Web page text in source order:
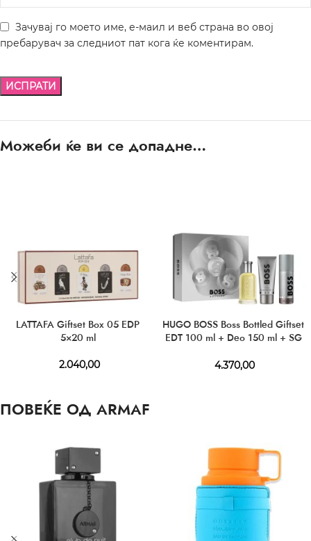
Зачувај го моето име, е-маил и веб страна во овој
пребарувач за следниот пат кога ќе коментирам.
Можеби ќе ви се допадне…
LATTAFA Giftset Box 05 EDP
5×20 ml
2.040,00
HUGO BOSS Boss Bottled Giftset
EDT 100 ml + Deo 150 ml + SG
4.370,00
ПОВЕЌЕ ОД ARMAF